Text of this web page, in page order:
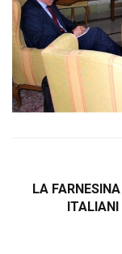
LA
ITALIANI